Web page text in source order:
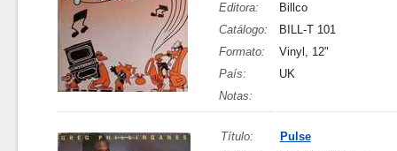
Editora:
Billco
Catálogo:
BILL-T 101
Formato:
Vinyl, 12"
País:
UK
Notas:
Título:
Pulse